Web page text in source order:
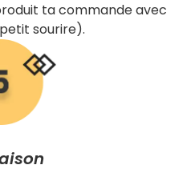
ta commande avec
sourire).